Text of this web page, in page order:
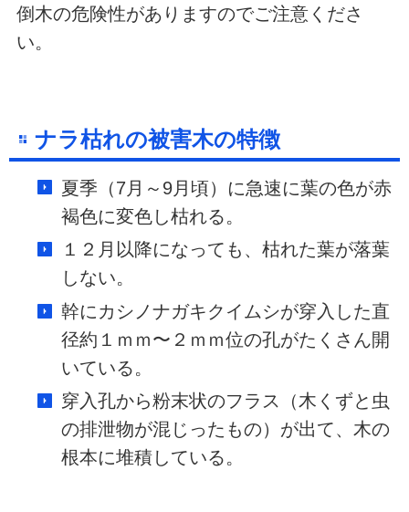
倒木の危険性がありますのでご注意くださ
い。
ナラ枯れの被害木の特徴
夏季（7月～9月頃）に急速に葉の色が赤
褐色に変色し枯れる。
１２月以降になっても、枯れた葉が落葉
しない。
幹にカシノナガキクイムシが穿入した直
径約１ｍｍ〜２ｍｍ位の孔がたくさん開
いている。
穿入孔から粉末状のフラス（木くずと虫
の排泄物が混じったもの）が出て、木の
根本に堆積している。